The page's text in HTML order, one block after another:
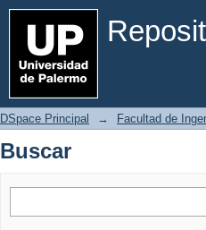
Buscar
DSpace Principal → Facultad de
Buscar